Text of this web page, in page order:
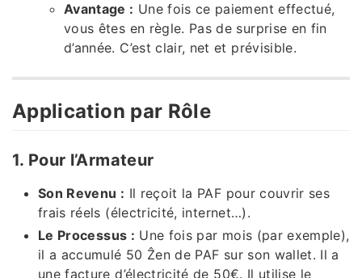
Avantage : Une fois ce paiement effectué,
vous êtes en règle. Pas de surprise en fin
d’année. C’est clair, net et prévisible.
Application par Rôle
1. Pour l’Armateur
Son Revenu : Il reçoit la PAF pour couvrir ses
frais réels (électricité, internet…).
Le Processus : Une fois par mois (par exemple),
il a accumulé 50 Ẑen de PAF sur son wallet. Il a
une facture d’électricité de 50€. Il utilise le